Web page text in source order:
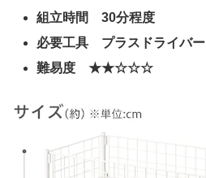
組立時間 30分程度
必要工具 プラスドライバー
難易度 ★★☆☆☆